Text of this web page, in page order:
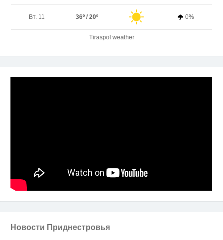
Вт. 11 36º / 20º 0%
Tiraspol weather
Новости Приднестровья